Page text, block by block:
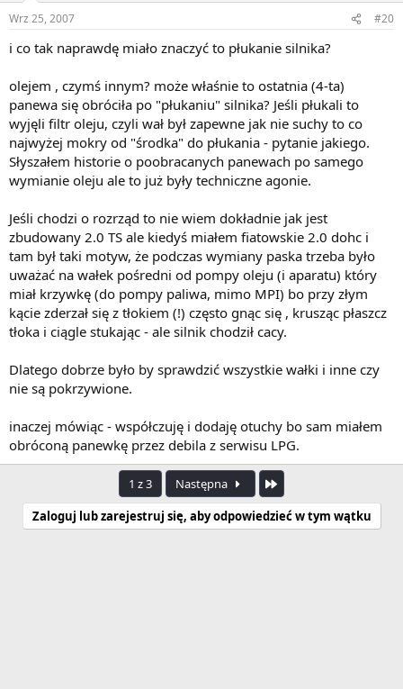
Wrz 25, 2007 #20
i co tak naprawdę miało znaczyć to płukanie silnika?
olejem , czymś innym? może właśnie to ostatnia (4-ta)
panewa się obróciła po "płukaniu" silnika? Jeśli płukali to
wyjęli filtr oleju, czyli wał był zapewne jak nie suchy to co
najwyżej mokry od "środka" do płukania - pytanie jakiego.
Słyszałem historie o poobracanych panewach po samego
wymianie oleju ale to już były techniczne agonie.
Jeśli chodzi o rozrząd to nie wiem dokładnie jak jest
zbudowany 2.0 TS ale kiedyś miałem fiatowskie 2.0 dohc i
tam był taki motyw, że podczas wymiany paska trzeba było
uważać na wałek pośredni od pompy oleju (i aparatu) który
miał krzywkę (do pompy paliwa, mimo MPI) bo przy złym
kącie zderzał się z tłokiem (!) często gnąc się , krusząc płaszcz
tłoka i ciągle stukając - ale silnik chodził cacy.
Dlatego dobrze było by sprawdzić wszystkie wałki i inne czy
nie są pokrzywione.
inaczej mówiąc - współczuję i dodaję otuchy bo sam miałem
obróconą panewkę przez debila z serwisu LPG.
1 z 3 Następna
Zaloguj lub zarejestruj się, aby odpowiedzieć w tym wątku